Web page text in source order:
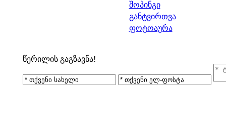
შოპინგი
განტვირთვა
ფოტოაურა
წერილის გაგზავნა!